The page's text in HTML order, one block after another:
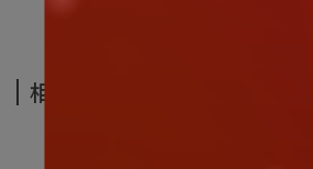
相關商品